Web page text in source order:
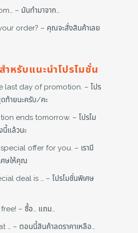
– มันทำมาจาก…
order? – คุณจะสั่งสินค้าเลย
หรับแนะนำโปรโมชั่น
last day of promotion. – โปร
ท้ายนะครับ/คะ
ends tomorrow. – โปรโม
แล้วนะ
offer for you. – เรามี
ศษให้คุณ
deal is … – โปรโมชั่นพิเศษ
– ซื้อ… แถม…
… – ตอนนี้สินค้าลดราคาเหลือ…